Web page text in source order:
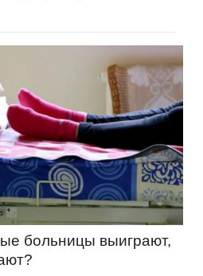
больницы выиграют,